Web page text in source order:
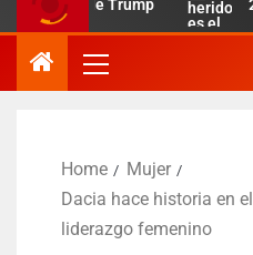
de Trump 22
Home
Mujer
Dacia hace historia en
liderazgo femenino